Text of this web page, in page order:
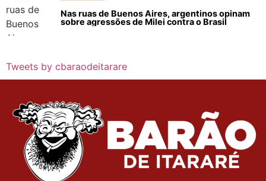
Nas ruas de Buenos Aires, argentinos opinam
sobre agressões de Milei contra o Brasil
Tweets by cbaraodeitarare